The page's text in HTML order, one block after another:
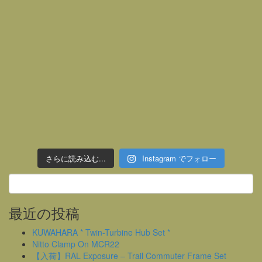
さらに読み込む... Instagram でフォロー
最近の投稿
KUWAHARA * Twin-Turbine Hub Set *
Nitto Clamp On MCR22
【入荷】RAL Exposure – Trail Commuter Frame Set